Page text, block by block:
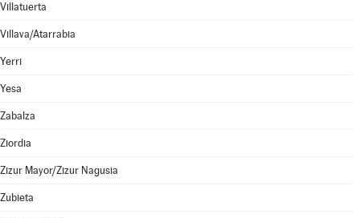
Villatuerta
Villava/Atarrabia
Yerri
Yesa
Zabalza
Ziordia
Zizur Mayor/Zizur Nagusia
Zubieta